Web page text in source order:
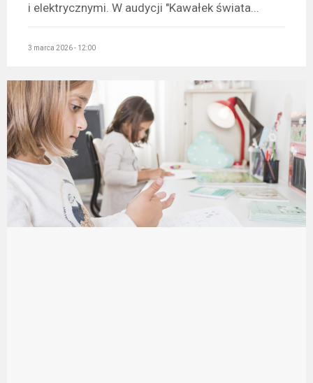
i elektrycznymi. W audycji "Kawałek świata...
3 marca 2026 - 12:00